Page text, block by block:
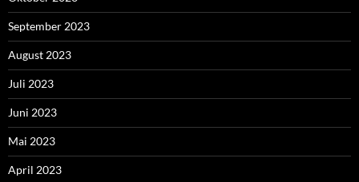
September 2023
August 2023
Juli 2023
Juni 2023
Mai 2023
April 2023